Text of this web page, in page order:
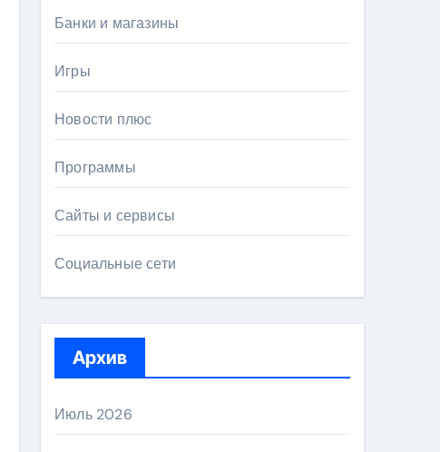
Банки и магазины
Игры
Новости плюс
Программы
Сайты и сервисы
Социальные сети
Архив
Июль 2026